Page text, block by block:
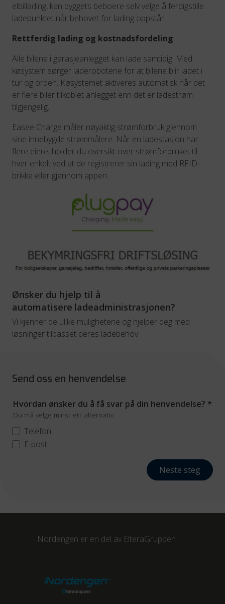
elbillading, kan byggets beboere selv velge å ferdigstille
ladepunktet når behovet for lading oppstår.
Rettferdig lading og kostnadsfordeling
Alle bilene i garasjeanlegget kan lade samtidig. Med
køsystem sørger laderobotene for at bilene blir ladet i
tur og orden. Køsystemet aktiveres automatisk når det
er flere biler tilkoblet anlegget enn det er ladestrøm
tilgjengelig.
Easee Charge måler nøyaktig strømforbruk gjennom
sine innebygde strømmålere. Når en ladestasjon har
flere eiere, holder du oversikt over strømforbruket til
hver enkelt ved at de registrerer sin lading med RFID-
brikke eller gjennom appen.
Ønsker du hjelp til å
automatisere ladeadministrasjonen?
Vi kjenner de ulike mulighetene og hjelper deg med
løsninger tilpasset deres ladebehov.
Send oss en henvendelse
Hvordan ønsker du å få svar på din henvendelse? *
Du må velge minst ett alternativ.
Telefon
E-post
Neste steg
Nordengen er en del av ElteraGruppen